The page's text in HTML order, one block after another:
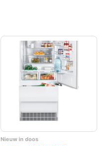
Nieuw in doos